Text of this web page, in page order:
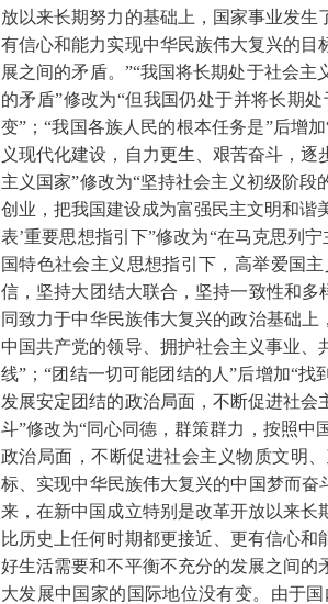
放以来长期努力的基础上，国家事业发
有信心和能力实现中华民族伟大复兴的
展之间的矛盾。”“我国将长期处于社会
的矛盾”修改为“但我国仍处于并将长期
变”；“我国各族人民的根本任务是”后增
义现代化建设，自力更生、艰苦奋斗，
主义国家”修改为“坚持社会主义初级阶
创业，把我国建设成为富强民主文明和谐
表’重要思想指引下”修改为“在马克思列
国特色社会主义思想指引下，高举爱国
信，坚持大团结大联合，坚持一致性和
同致力于中华民族伟大复兴的政治基础
中国共产党的领导、拥护社会主义事业
线”；“团结一切可能团结的人”后增加“
发展安定团结的政治局面，不断促进社
斗”修改为“同心同德，群策群力，按照中
政治局面，不断促进社会主义物质文明
标、实现中华民族伟大复兴的中国梦而
来，在新中国成立特别是改革开放以来
比历史上任何时期都更接近、更有信心
好生活需要和不平衡不充分的发展之间
大发展中国家的国际地位没有变。由于